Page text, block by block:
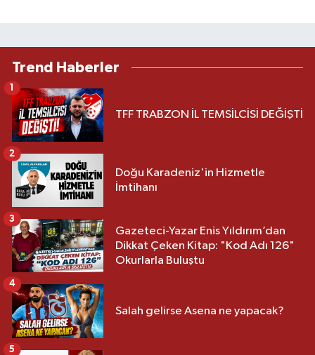
Trend Haberler
TFF TRABZON İL TEMSİLCİSİ DEĞİŞTİ
1
Doğu Karadeniz'in Hizmetle
İmtihanı
2
Gazeteci-Yazar Enis Yıldırım’dan
Dikkat Çeken Kitap: "Kod Adı 126"
Okurlarla Buluştu
3
Salah gelirse Asena ne yapacak?
4
5